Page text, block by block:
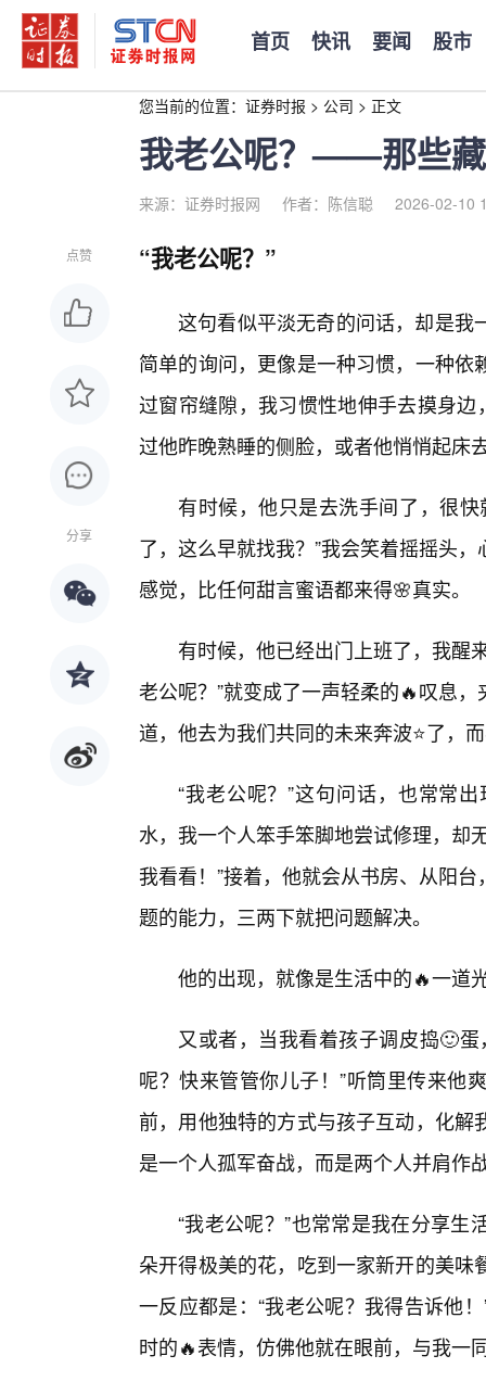
首页 快讯 要闻 股市
您当前的位置： 证券时报 > 公司 > 正文
我老公呢？——那些
来源：证券时报网 作者：陈信聪 2026-02-10
点赞
分享
“我老公呢？”
这句看似平淡无奇的问话，却是我
简单的询问，更像是一种习惯，一种
过窗帘缝隙，我习惯性地伸手去摸身
过他昨晚熟睡的侧脸，或者他悄悄起床
有时候，他只是去洗手间了，很
了，这么早就找我？”我会笑着摇摇头
感觉，比任何甜言蜜语都来得🌸真实。
有时候，他已经出门上班了，我醒
老公呢？”就变成了一声轻柔的🔥叹息
道，他去为我们共同的未来奔波⭐了，
“我老公呢？”这句问话，也常常
水，我一个人笨手笨脚地尝试修理，却
我看看！”接着，他就会从书房、从阳
题的能力，三两下就把问题解决。
他的出现，就像是生活中的🔥一道
又或者，当我看着孩子调皮捣🙂
呢？快来管管你儿子！”听筒里传来他
前，用他独特的方式与孩子互动，化
是一个人孤军奋战，而是两个人并肩作
“我老公呢？”也常常是我在分享
朵开得极美的花，吃到一家新开的美
一反应都是：“我老公呢？我得告诉他
时的🔥表情，仿佛他就在眼前，与我一